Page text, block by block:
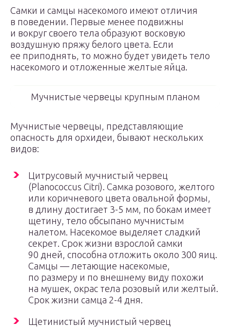
Самки и самцы насекомого имеют отличия
в поведении. Первые менее подвижны
и вокруг своего тела образуют восковую
воздушную пряжу белого цвета. Если
ее приподнять, то можно будет увидеть тело
насекомого и отложенные желтые яйца.
Мучнистые червецы крупным планом
Мучнистые червецы, представляющие
опасность для орхидеи, бывают нескольких
видов:
Цитрусовый мучнистый червец
(Planococcus Citri). Самка розового, желтого
или коричневого цвета овальной формы,
в длину достигает 3-5 мм, по бокам имеет
щетину, тело обсыпано мучнистым
налетом. Насекомое выделяет сладкий
секрет. Срок жизни взрослой самки
90 дней, способна отложить около 300 яиц.
Самцы — летающие насекомые,
по размеру и по внешнему виду похожи
на мушек, окрас тела розовый или желтый.
Срок жизни самца 2-4 дня.
Щетинистый мучнистый червец